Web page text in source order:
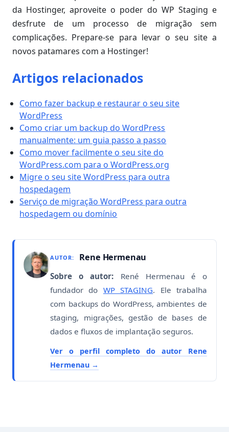
da Hostinger, aproveite o poder do WP Staging e
desfrute de um processo de migração sem
complicações. Prepare-se para levar o seu site a
novos patamares com a Hostinger!
Artigos relacionados
Como fazer backup e restaurar o seu site
WordPress
Como criar um backup do WordPress
manualmente: um guia passo a passo
Como mover facilmente o seu site do
WordPress.com para o WordPress.org
Migre o seu site WordPress para outra
hospedagem
Serviço de migração WordPress para outra
hospedagem ou domínio
AUTOR: Rene Hermenau
Sobre o autor: René Hermenau é o
fundador do WP STAGING. Ele trabalha
com backups do WordPress, ambientes de
staging, migrações, gestão de bases de
dados e fluxos de implantação seguros.
Ver o perfil completo do autor Rene
Hermenau